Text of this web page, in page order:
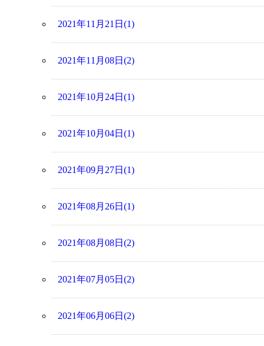
2021年11月21日(1)
2021年11月08日(2)
2021年10月24日(1)
2021年10月04日(1)
2021年09月27日(1)
2021年08月26日(1)
2021年08月08日(2)
2021年07月05日(2)
2021年06月06日(2)